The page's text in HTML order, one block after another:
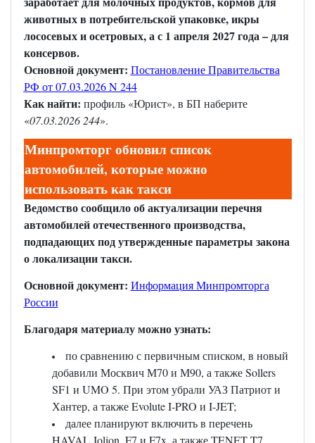
животных в потребительской упаковке, икры
лососевых и осетровых, а с 1 апреля 2027 года – для
консервов.
Основной документ: Постановление Правительства
РФ от 07.03.2026 N 244
Как найти: профиль «Юрист», в БП наберите
«07.03.2026 244».
Минпромторг обновил список
автомобилей, которые можно
использовать как такси
Ведомство сообщило об актуализации перечня
автомобилей отечественного производства,
подпадающих под утвержденные параметры закона
о локализации такси.
Основной документ: Информация Минпромторга
России
Благодаря материалу можно узнать:
по сравнению с первичным списком, в новый
добавили Москвич М70 и М90, а также Sollers
SF1 и UMO 5. При этом убрали УАЗ Патриот и
Хантер, а также Evolute I-PRO и I-JET;
далее планируют включить в перечень
HAVAL Jolion, F7 и F7x, а также TENET T7.